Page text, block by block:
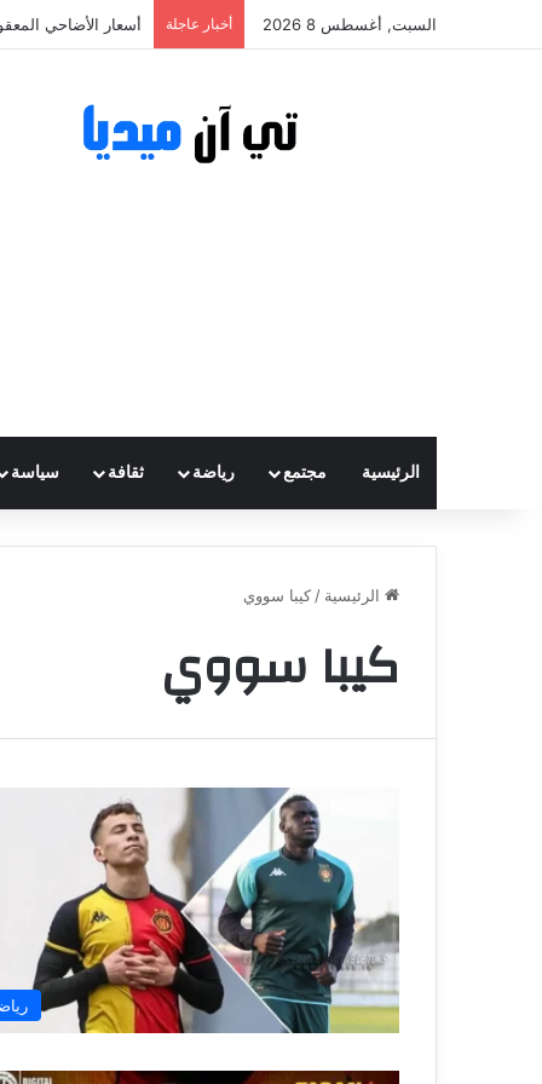
السبت, أغسطس 8 2026 أخبار عاجلة أسعار الأضاحي المعقولة
الرئيسية مجتمع رياضة ثقافة سياسة
الرئيسية / كيبا سووي
كيبا سووي